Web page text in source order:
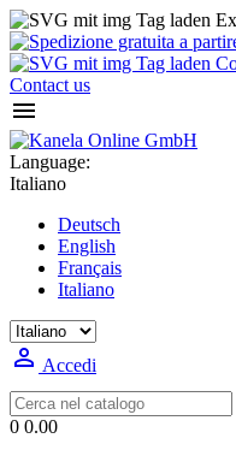
Contact us

Language:
Italiano
Deutsch
English
Français
Italiano
 Accedi
0 0.00